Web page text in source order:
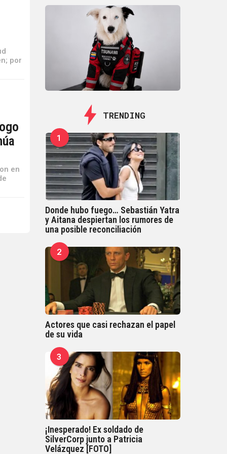
por
en
TRENDING
1
Donde hubo fuego… Sebastián Yatra
y Aitana despiertan los rumores de
una posible reconciliación
2
Actores que casi rechazan el papel
de su vida
3
¡Inesperado! Ex soldado de
SilverCorp junto a Patricia
Velázquez [FOTO]